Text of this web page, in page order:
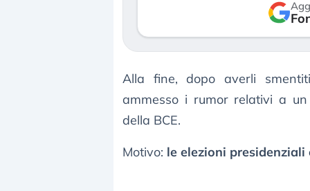
Alla fine, dopo averli
ammesso i rumor relativi a
della BCE.
Motivo: le elezioni
24 luglio 2026